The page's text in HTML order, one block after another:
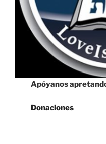
Apóyanos
Donaciones